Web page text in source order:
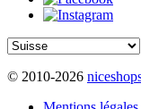
© 2010-2026